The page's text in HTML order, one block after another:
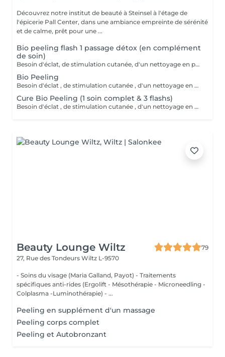
Découvrez notre institut de beauté à Steinsel à l'étage de
l'épicerie Pall Center, dans une ambiance empreinte de sérénité
et de calme, prêt pour une ...
Bio peeling flash 1 passage détox (en complément
de soin)
Besoin d'éclat, de stimulation cutanée, d'un nettoyage en profondeur? Avec l'action combinée d'acides hyaluroniques, lactiques et salicyliques, additionnés de planctons marins et de camphre, ce soin coche toutes les cases d'un soin cabine PROFESSIONNEL. A tester .
Bio Peeling
Besoin d'éclat , de stimulation cutanée , d'un nettoyage en profondeur ? Avec l action combinée d'acides hyaluroniques , lactiques et salicyliques , complétés de planctons marins et camphre ce soin coche toutes les cases d'un soin cabine PROFESSIONNEL . A tester .
Cure Bio Peeling (1 soin complet & 3 flashs)
Besoin d'éclat , de stimulation cutanée , d'un nettoyage en profondeur ? Avec l action combinée d'acides hyaluroniques , lactiques et salicyliques , complétés de planctons marins et camphre ce soin coche toutes les cases d'un soin cabine PROFESSIONNEL . A tester . En cure sur 4 à 6 semaines.
Beauty Lounge Wiltz
79
27, Rue des Tondeurs Wiltz L-9570
- Soins du visage (Maria Galland, Payot) - Traitements
spécifiques anti-rides (Ergolift - Mésothérapie - Microneedling -
Colplasma -Luminothérapie) - ...
Peeling en supplément d'un massage
Peeling corps complet
Peeling et Autobronzant